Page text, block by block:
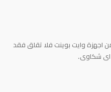
اجهزة وايت بوينت فلا تقلق فقد
اى شكاوى.